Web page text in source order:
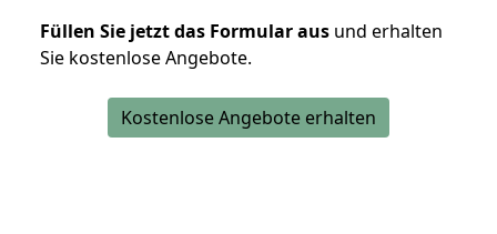
Füllen Sie jetzt das Formular aus und erhalten
Sie kostenlose Angebote.
Kostenlose Angebote erhalten